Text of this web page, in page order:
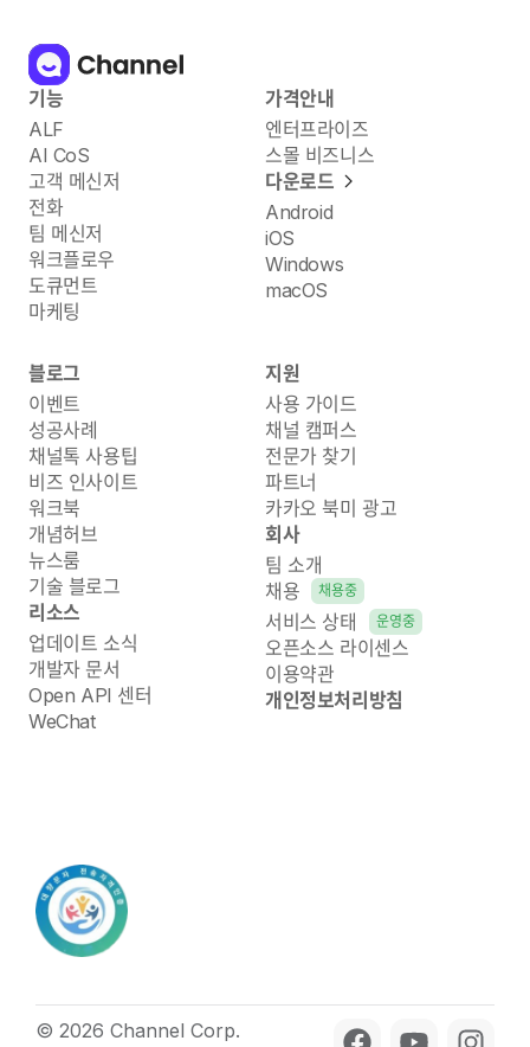
기능
ALF
AI CoS
고객 메신저
전화
팀 메신저
워크플로우
도큐먼트
마케팅
가격안내
엔터프라이즈
스몰 비즈니스
다운로드
Android
iOS
Windows
macOS
블로그
이벤트
성공사례
채널톡 사용팁
비즈 인사이트
워크북
개념허브
뉴스룸
기술 블로그
리소스
업데이트 소식
개발자 문서
Open API 센터
WeChat
지원
사용 가이드
채널 캠퍼스
전문가 찾기
파트너
카카오 북미 광고
회사
팀 소개
채용
채용중
서비스 상태 운영중
오픈소스 라이센스
이용약관
개인정보처리방침
© 2026 Channel Corp.